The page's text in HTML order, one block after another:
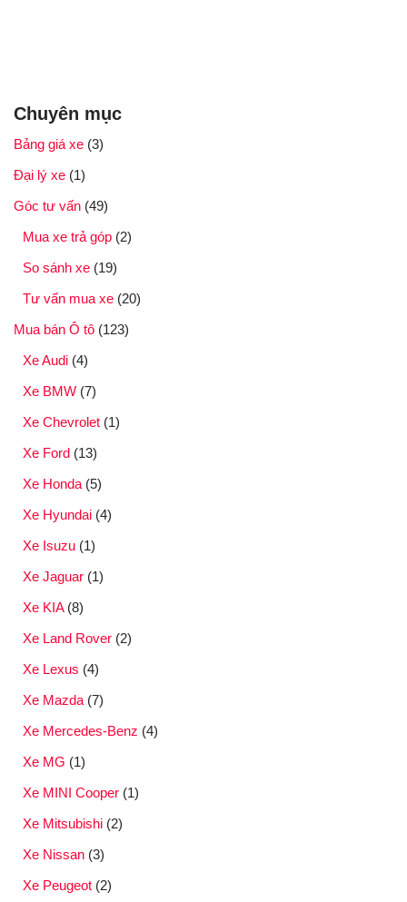
Chuyên mục
Bảng giá xe (3)
Đại lý xe (1)
Góc tư vấn (49)
Mua xe trả góp (2)
So sánh xe (19)
Tư vấn mua xe (20)
Mua bán Ô tô (123)
Xe Audi (4)
Xe BMW (7)
Xe Chevrolet (1)
Xe Ford (13)
Xe Honda (5)
Xe Hyundai (4)
Xe Isuzu (1)
Xe Jaguar (1)
Xe KIA(8)
Xe Land Rover (2)
Xe Lexus (4)
Xe Mazda (7)
Xe Mercedes-Benz (4)
Xe MG (1)
Xe MINI Cooper (1)
Xe Mitsubishi (2)
Xe Nissan (3)
Xe Peugeot (2)